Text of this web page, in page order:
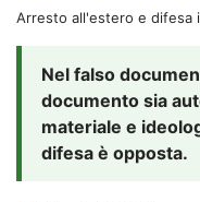
Arresto all'estero e difesa
Nel falso
documento sia
materiale e
difesa è opposta.